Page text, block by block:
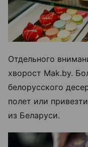
Отдельного
хворост Mak.by.
белорусского
полет или
из Беларуси.